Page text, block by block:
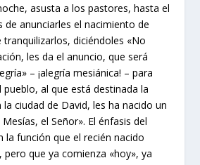
asusta a los pastores, hasta el
de anunciarles el nacimiento de
tranquilizarlos, diciéndoles «No
les da el anuncio, que será
– ¡alegría mesiánica! – para
al que está destinada la
la ciudad de David, les ha nacido un
el Señor». El énfasis del
la función que el recién nacido
pero que ya comienza «hoy», ya